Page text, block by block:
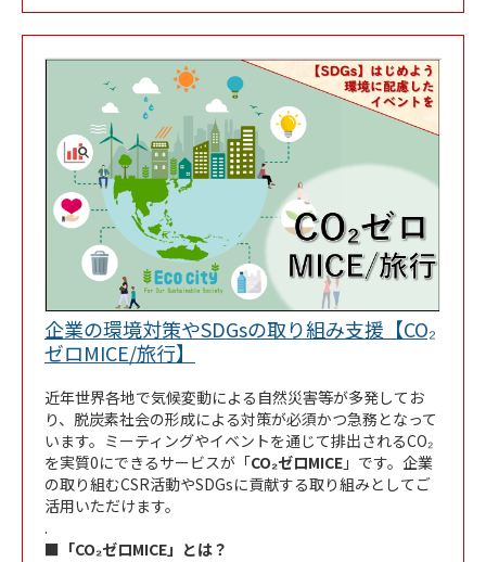
企業の環境対策やSDGsの取り組み支援【CO₂
ゼロMICE/旅行】
近年世界各地で気候変動による自然災害等が多発してお
り、脱炭素社会の形成による対策が必須かつ急務となって
います。ミーティングやイベントを通じて排出されるCO₂
を実質0にできるサービスが「CO₂ゼロMICE 」です。企業
の取り組むCSR活動やSDGsに貢献する取り組みとしてご
活用いただけます。
.
■「CO₂ゼロMICE」とは？